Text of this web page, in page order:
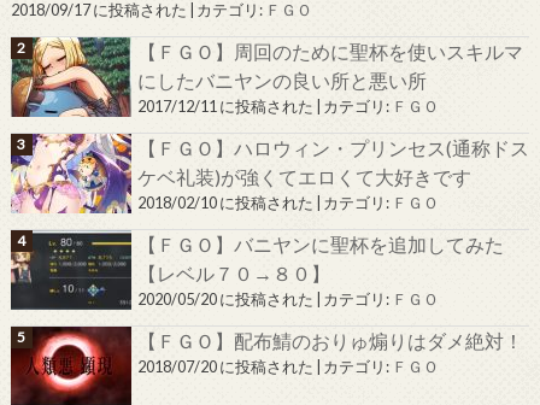
2018/09/17 に投稿された カテゴリ: ＦＧＯ
【ＦＧＯ】周回のために聖杯を使いスキルマ
にしたバニヤンの良い所と悪い所
2017/12/11 に投稿された カテゴリ: ＦＧＯ
【ＦＧＯ】ハロウィン・プリンセス(通称ドス
ケベ礼装)が強くてエロくて大好きです
2018/02/10 に投稿された カテゴリ: ＦＧＯ
【ＦＧＯ】バニヤンに聖杯を追加してみた
【レベル７０→８０】
2020/05/20 に投稿された カテゴリ: ＦＧＯ
【ＦＧＯ】配布鯖のおりゅ煽りはダメ絶対！
2018/07/20 に投稿された カテゴリ: ＦＧＯ